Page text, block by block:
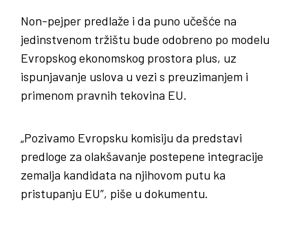
Non-pejper predlaže i da puno učešće na
jedinstvenom tržištu bude odobreno po modelu
Evropskog ekonomskog prostora plus, uz
ispunjavanje uslova u vezi s preuzimanjem i
primenom pravnih tekovina EU.
„Pozivamo Evropsku komisiju da predstavi
predloge za olakšavanje postepene integracije
zemalja kandidata na njihovom putu ka
pristupanju EU”, piše u dokumentu.